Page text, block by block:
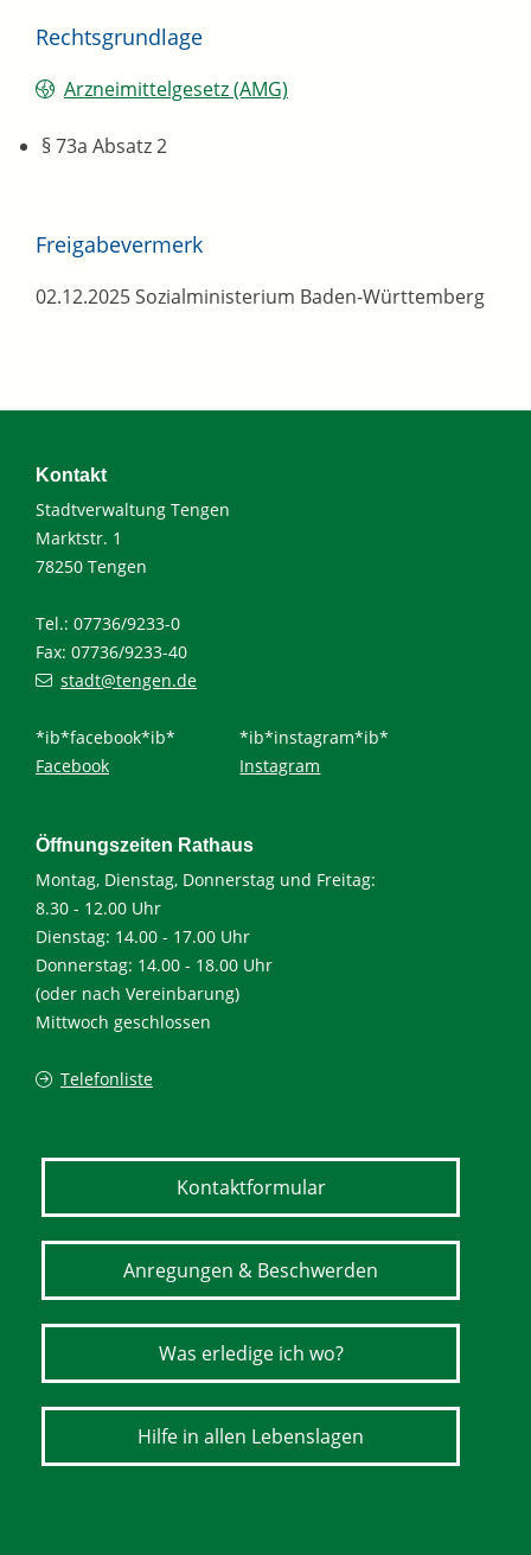
Rechtsgrundlage
Arzneimittelgesetz (AMG)
§ 73a Absatz 2
Freigabevermerk
02.12.2025 Sozialministerium Baden-Württemberg
Kontakt
Stadtverwaltung Tengen
Marktstr. 1
78250 Tengen
Tel.: 07736/9233-0
Fax: 07736/9233-40
stadt@tengen.de
*ib*facebook*ib*
Facebook
*ib*instagram*ib*
Instagram
Öffnungszeiten Rathaus
Montag, Dienstag, Donnerstag und Freitag:
8.30 - 12.00 Uhr
Dienstag: 14.00 - 17.00 Uhr
Donnerstag: 14.00 - 18.00 Uhr
(oder nach Vereinbarung)
Mittwoch geschlossen
Telefonliste
Kontaktformular
Anregungen & Beschwerden
Was erledige ich wo?
Hilfe in allen Lebenslagen